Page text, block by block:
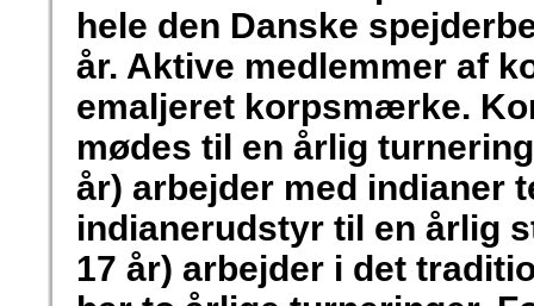
hele den Danske
år. Aktive medlemmer af
emaljeret korpsmærke.
mødes til en årlig
år) arbejder med indianer
indianerudstyr til en årlig
17 år) arbejder i det